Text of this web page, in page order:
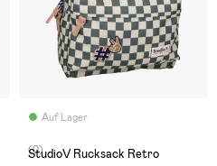
Auf Lager
(0)
StudioV Rucksack Retro